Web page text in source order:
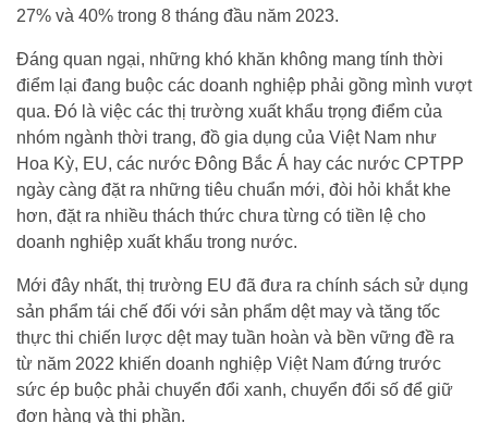
27% và 40% trong 8 tháng đầu năm 2023.
Đáng quan ngại, những khó khăn không mang tính thời
điểm lại đang buộc các doanh nghiệp phải gồng mình vượt
qua. Đó là việc các thị trường xuất khẩu trọng điểm của
nhóm ngành thời trang, đồ gia dụng của Việt Nam như
Hoa Kỳ, EU, các nước Đông Bắc Á hay các nước CPTPP
ngày càng đặt ra những tiêu chuẩn mới, đòi hỏi khắt khe
hơn, đặt ra nhiều thách thức chưa từng có tiền lệ cho
doanh nghiệp xuất khẩu trong nước.
Mới đây nhất, thị trường EU đã đưa ra chính sách sử dụng
sản phẩm tái chế đối với sản phẩm dệt may và tăng tốc
thực thi chiến lược dệt may tuần hoàn và bền vững đề ra
từ năm 2022 khiến doanh nghiệp Việt Nam đứng trước
sức ép buộc phải chuyển đổi xanh, chuyển đổi số để giữ
đơn hàng và thị phần.